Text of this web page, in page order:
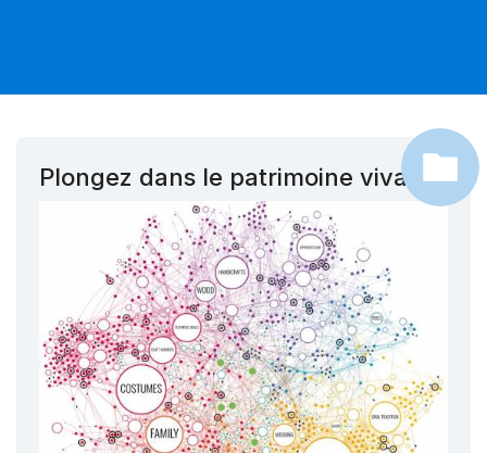
Plongez dans le patrimoine vivant !